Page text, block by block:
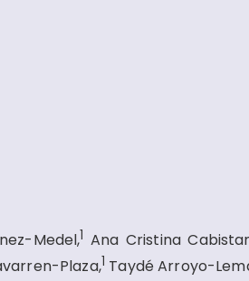
Medel,1 Ana Cristina
Plaza,1 Taydé Arroyo-